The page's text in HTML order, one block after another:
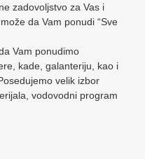
zadovoljstvo za Vas i
da Vam ponudi “Sve
Vam ponudimo
kade, galanteriju, kao i
velik izbor
vodovodni program